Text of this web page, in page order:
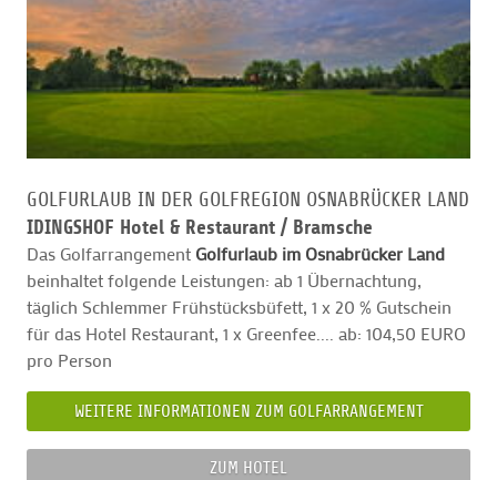
GOLFURLAUB IN DER GOLFREGION OSNABRÜCKER LAND
IDINGSHOF Hotel & Restaurant / Bramsche
Das Golfarrangement Golfurlaub im Osnabrücker Land
beinhaltet folgende Leistungen: ab 1 Übernachtung,
täglich Schlemmer Frühstücksbüfett, 1 x 20 % Gutschein
für das Hotel Restaurant, 1 x Greenfee.... ab: 104,50 EURO
pro Person
WEITERE INFORMATIONEN ZUM GOLFARRANGEMENT
ZUM HOTEL